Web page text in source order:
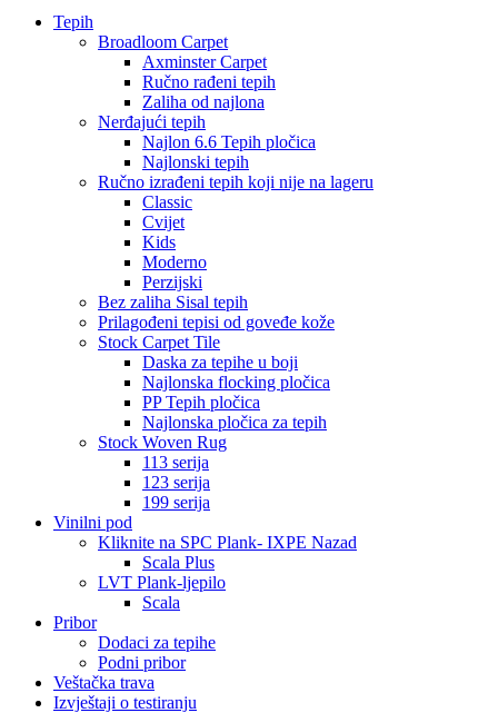
Tepih
Broadloom Carpet
Axminster Carpet
Ručno rađeni tepih
Zaliha od najlona
Nerđajući tepih
Najlon 6.6 Tepih pločica
Najlonski tepih
Ručno izrađeni tepih koji nije na lageru
Classic
Cvijet
Kids
Moderno
Perzijski
Bez zaliha Sisal tepih
Prilagođeni tepisi od goveđe kože
Stock Carpet Tile
Daska za tepihe u boji
Najlonska flocking pločica
PP Tepih pločica
Najlonska pločica za tepih
Stock Woven Rug
113 serija
123 serija
199 serija
Vinilni pod
Kliknite na SPC Plank- IXPE Nazad
Scala Plus
LVT Plank-ljepilo
Scala
Pribor
Dodaci za tepihe
Podni pribor
Veštačka trava
Izvještaji o testiranju